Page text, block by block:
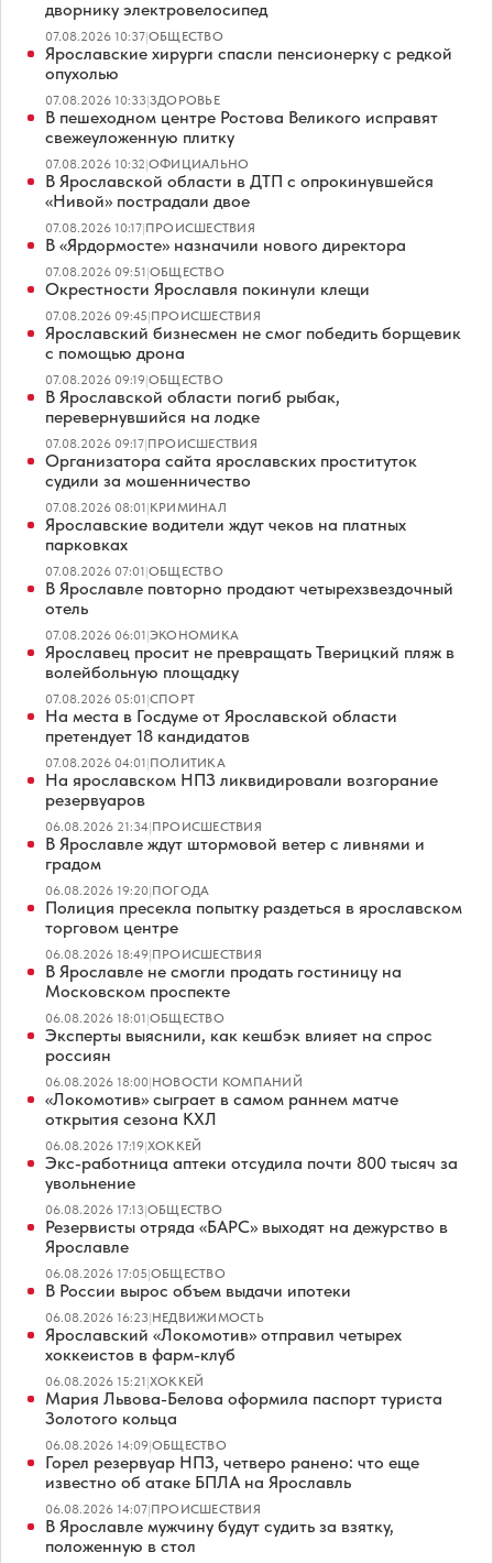
дворнику электровелосипед
07.08.2026 10:37|ОБЩЕСТВО
Ярославские хирурги спасли пенсионерку с редкой
опухолью
07.08.2026 10:33|ЗДОРОВЬЕ
В пешеходном центре Ростова Великого исправят
свежеуложенную плитку
07.08.2026 10:32|ОФИЦИАЛЬНО
В Ярославской области в ДТП с опрокинувшейся
«Нивой» пострадали двое
07.08.2026 10:17|ПРОИСШЕСТВИЯ
В «Ярдормосте» назначили нового директора
07.08.2026 09:51|ОБЩЕСТВО
Окрестности Ярославля покинули клещи
07.08.2026 09:45|ПРОИСШЕСТВИЯ
Ярославский бизнесмен не смог победить борщевик
с помощью дрона
07.08.2026 09:19|ОБЩЕСТВО
В Ярославской области погиб рыбак,
перевернувшийся на лодке
07.08.2026 09:17|ПРОИСШЕСТВИЯ
Организатора сайта ярославских проституток
судили за мошенничество
07.08.2026 08:01|КРИМИНАЛ
Ярославские водители ждут чеков на платных
парковках
07.08.2026 07:01|ОБЩЕСТВО
В Ярославле повторно продают четырехзвездочный
отель
07.08.2026 06:01|ЭКОНОМИКА
Ярославец просит не превращать Тверицкий пляж в
волейбольную площадку
07.08.2026 05:01|СПОРТ
На места в Госдуме от Ярославской области
претендует 18 кандидатов
07.08.2026 04:01|ПОЛИТИКА
На ярославском НПЗ ликвидировали возгорание
резервуаров
06.08.2026 21:34|ПРОИСШЕСТВИЯ
В Ярославле ждут штормовой ветер с ливнями и
градом
06.08.2026 19:20|ПОГОДА
Полиция пресекла попытку раздеться в ярославском
торговом центре
06.08.2026 18:49|ПРОИСШЕСТВИЯ
В Ярославле не смогли продать гостиницу на
Московском проспекте
06.08.2026 18:01|ОБЩЕСТВО
Эксперты выяснили, как кешбэк влияет на спрос
россиян
06.08.2026 18:00|НОВОСТИ КОМПАНИЙ
«Локомотив» сыграет в самом раннем матче
открытия сезона КХЛ
06.08.2026 17:19|ХОККЕЙ
Экс-работница аптеки отсудила почти 800 тысяч за
увольнение
06.08.2026 17:13|ОБЩЕСТВО
Резервисты отряда «БАРС» выходят на дежурство в
Ярославле
06.08.2026 17:05|ОБЩЕСТВО
В России вырос объем выдачи ипотеки
06.08.2026 16:23|НЕДВИЖИМОСТЬ
Ярославский «Локомотив» отправил четырех
хоккеистов в фарм-клуб
06.08.2026 15:21|ХОККЕЙ
Мария Львова-Белова оформила паспорт туриста
Золотого кольца
06.08.2026 14:09|ОБЩЕСТВО
Горел резервуар НПЗ, четверо ранено: что еще
известно об атаке БПЛА на Ярославль
06.08.2026 14:07|ПРОИСШЕСТВИЯ
В Ярославле мужчину будут судить за взятку,
положенную в стол